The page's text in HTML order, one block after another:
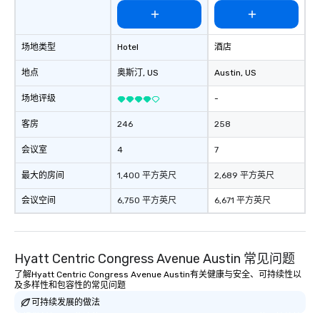
knowing that everything is taken care
of from the moment the tour is
Since the menu is already set, you
have nothing to worry about. Just
remember to submit ahead of the tour
date any dietary restrictions and food
allergies for anyone in your group.
Feel Like a VIP at Each Stop With Lip
Smacking Foodie Tours, you and your
about waiting in line to get into a top
restaurant or being shown to a less
than desirable table. On our tours,
immediate seating upon arrival.
a special warm welcome personally
from the restaurant chef. Menus can
which can be an added bonus for all
场地类型
地点
场地评级
客房
会议室
最大的房间
会议空间
Hotel
奥斯汀 , US
246
4
1,400 平方英尺
6,750 平方英尺
酒店
Austin, US
-
258
7
2,689 平方英尺
6,671 平方英尺
Hyatt Centric Congress Avenue Austin 常见问题
了解Hyatt Centric Congress Avenue Austin有关健康与安全、可持续性以
及多样性和包容性的常见问题
可持续发展的做法